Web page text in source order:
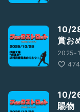
10/
賞お
2025-
474
10/
賜物